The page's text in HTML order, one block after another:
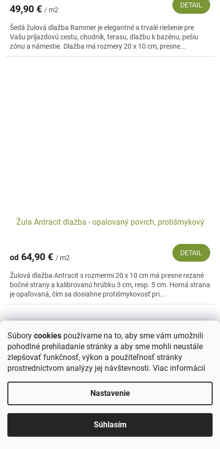
Súbory cookies používame na to, aby sme vám umožnili
pohodlné prehliadanie stránky a aby sme mohli neustále
zlepšovať funkčnosť, výkon a použiteľnosť stránky
prostredníctvom analýzy jej návštevnosti. Viac informácií
Nastavenie
Súhlasím
49,90 € / m2
DETAIL
Šedá žulová dlažba Rammer je elegantné a trvalé riešenie pre
Vašu príjazdovú cestu, chodník, terasu, dlažbu k bazénu, pešiu
zónu a námestie. Dlažba má rozmery 20 x 10 cm, presne...
Žula Antracit dlažba - opalovaný povrch, protišmykový
od 64,90 € / m2
DETAIL
Žulová dlažba Antracit s rozmermi 20 x 10 cm má presne rezané
bočné strany a kalibrovanú hrúbku 3 cm, resp. 5 cm. Horná strana
je opaľovaná, čím sa dosiahne protišmykovosť pri...